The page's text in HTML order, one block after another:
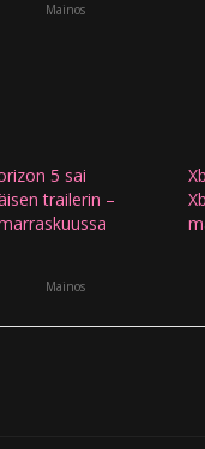
Mainos
5 sai
trailerin –
Mainos